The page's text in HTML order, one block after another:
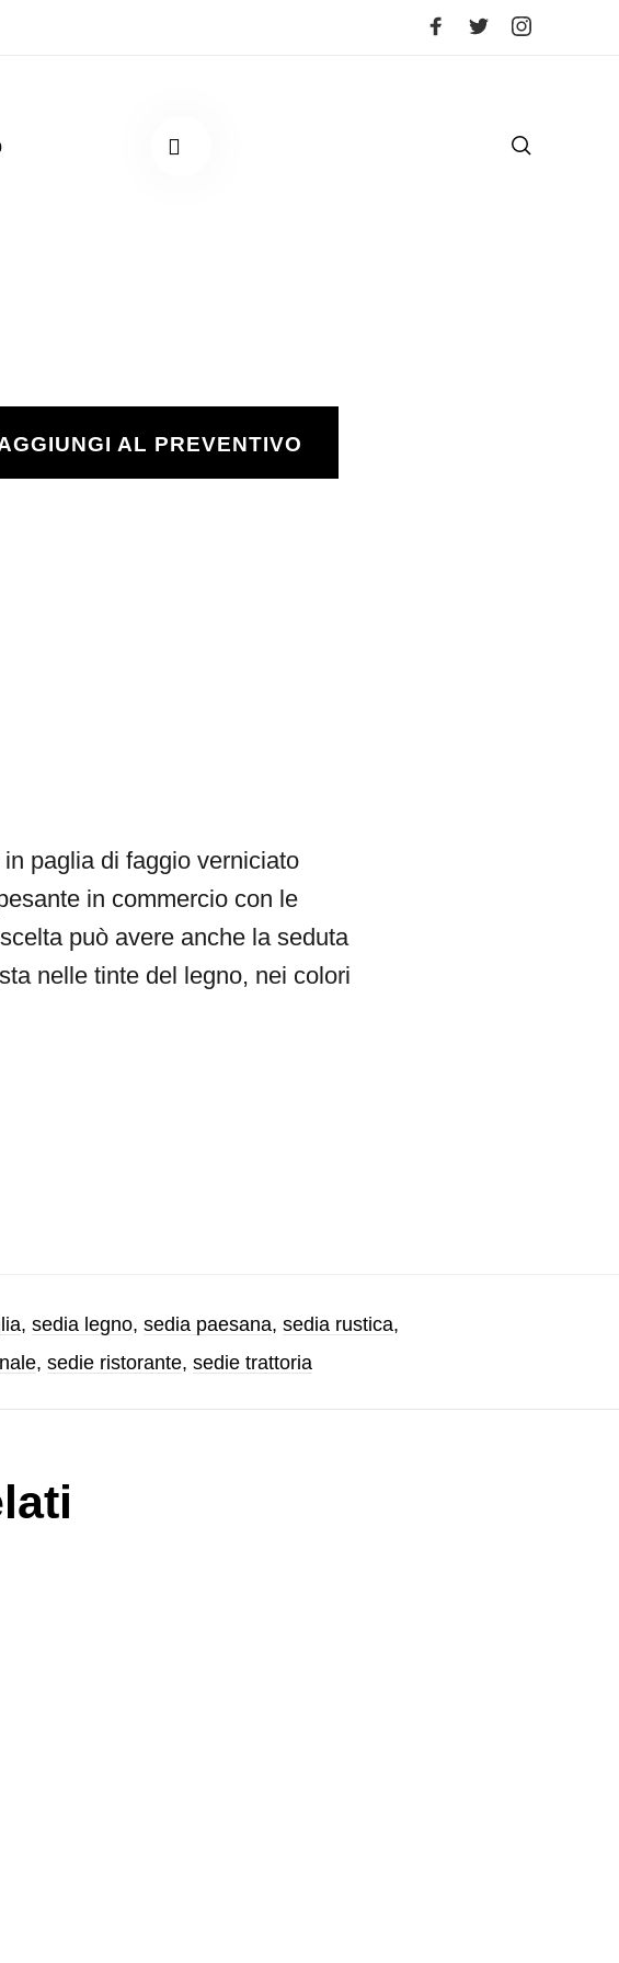
AL PREVENTIVO
paglia di faggio verniciato
in commercio con le
può avere anche la seduta
nelle tinte del legno, nei colori
, sedia legno, sedia paesana, sedia rustica,
, sedie ristorante, sedie trattoria